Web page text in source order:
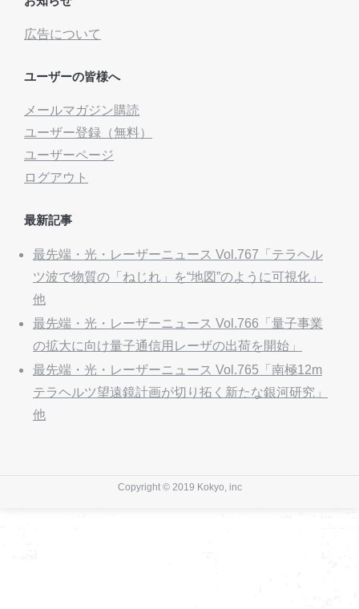
広告について
ユーザーの皆様へ
メールマガジン購読
ユーザー登録（無料）
ユーザーページ
ログアウト
最新記事
最先端・光・レーザーニュース Vol.767「テラヘル
ツ波で物質の「ねじれ」を“地図”のように可視化」
他
最先端・光・レーザーニュース Vol.766「量子事業
の拡大に向け量子通信用レーザの出荷を開始」
最先端・光・レーザーニュース Vol.765「南極12m
テラヘルツ望遠鏡計画が切り拓く新たな銀河研究」
他
Copyright © 2019 Kokyo, inc